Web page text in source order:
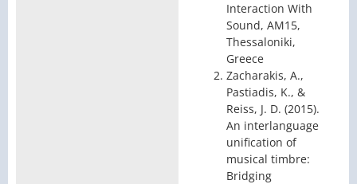
Interaction With
Sound, AM15,
Thessaloniki,
Greece
Zacharakis, A.,
Pastiadis, K., &
Reiss, J. D. (2015).
An interlanguage
unification of
musical timbre:
Bridging